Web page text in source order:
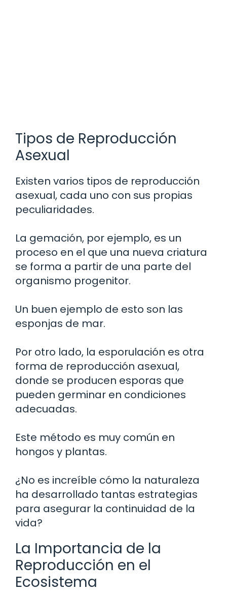
Tipos de Reproducción
Asexual
Existen varios tipos de reproducción
asexual, cada uno con sus propias
peculiaridades.
La gemación, por ejemplo, es un
proceso en el que una nueva criatura
se forma a partir de una parte del
organismo progenitor.
Un buen ejemplo de esto son las
esponjas de mar.
Por otro lado, la esporulación es otra
forma de reproducción asexual,
donde se producen esporas que
pueden germinar en condiciones
adecuadas.
Este método es muy común en
hongos y plantas.
¿No es increíble cómo la naturaleza
ha desarrollado tantas estrategias
para asegurar la continuidad de la
vida?
La Importancia de la
Reproducción en el
Ecosistema